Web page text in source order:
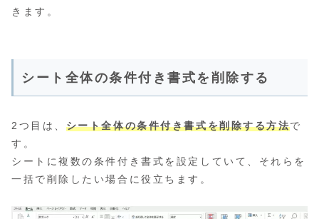
きます。
シート全体の条件付き書式を削除する
2つ目は、 シート全体の条件付き書式を削除する方法で
す。
シートに複数の条件付き書式を設定していて、それらを
一括で削除したい場合に役立ちます。